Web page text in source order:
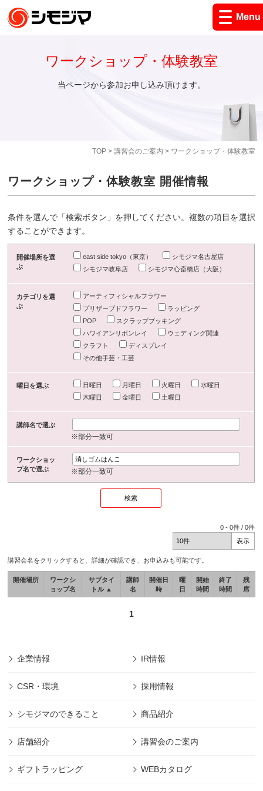
Menu
TOP> 講習会のご案内 > ワークショップ・体験教室
ワークショップ・体験教室
当ページから参加お申し込み頂けます。
ワークショップ・体験教室 開催情報
条件を選んで「検索ボタン」を押してください。複数の項目を選択
することができます。
開催場所を選
ぶ
east side tokyo（東京）
シモジマ名古屋店
シモジマ岐阜店
シモジマ心斎橋店（大阪）
カテゴリを選
ぶ
アーティフィシャルフラワー
プリザーブドフラワー
ラッピング
POP
スクラップブッキング
ハワイアンリボンレイ
ウェディング関連
クラフト
ディスプレイ
その他手芸・工芸
曜日を選ぶ 日曜日 月曜日 火曜日
水曜日
木曜日
金曜日 土曜日
講師名で選ぶ
※部分一致可
ワークショッ
プ名で選ぶ
※部分一致可
0 -0件 /0件
講習会名をクリックすると、詳細が確認でき、お申込みも可能です。
開催場所
ワークシ
ョップ名
サブタイ
トル ▲
講師
名
開催日
時
曜
日
開始
時間
終了
時間
残
席
1
企業情報 IR情報
CSR・環境 採用情報
シモジマのできること 商品紹介
店舗紹介 講習会のご案内
ギフトラッピング WEBカタログ